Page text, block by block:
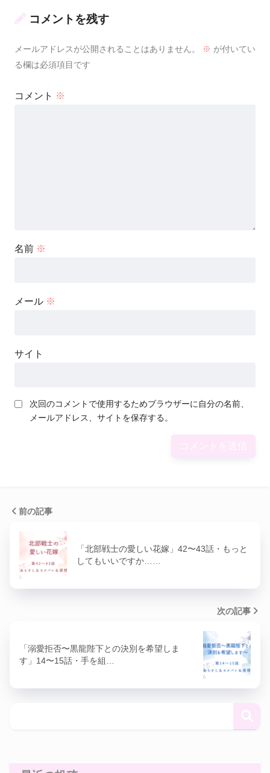
コメントを残す
メールアドレスが公開されることはありません。 ※ が付いてい
る欄は必須項目です
コメント ※
名前 ※
メール ※
サイト
次回のコメントで使用するためブラウザーに自分の名前、
メールアドレス、サイトを保存する。
前の記事
「北部戦士の愛しい花嫁」42〜43話・もっと
してもいいですか……
次の記事
「溺愛拒否〜黒龍陛下との決別を希望しま
す」14〜15話・手を組…